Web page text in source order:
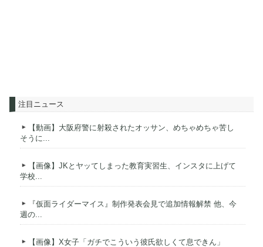
注目ニュース
【動画】大阪府警に射殺されたオッサン、めちゃめちゃ苦し
そうに...
【画像】JKとヤッてしまった教育実習生、インスタに上げて
学校...
『仮面ライダーマイス』制作発表会見で追加情報解禁 他、今
週の...
【画像】X女子「ガチでこういう彼氏欲しくて息できん」